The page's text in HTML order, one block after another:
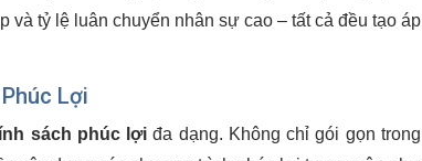
và tỷ lệ luân chuyển nhân sự cao – tất cả đều tạo áp
Lợi
sách phúc lợi đa dạng. Không chỉ gói gọn trong